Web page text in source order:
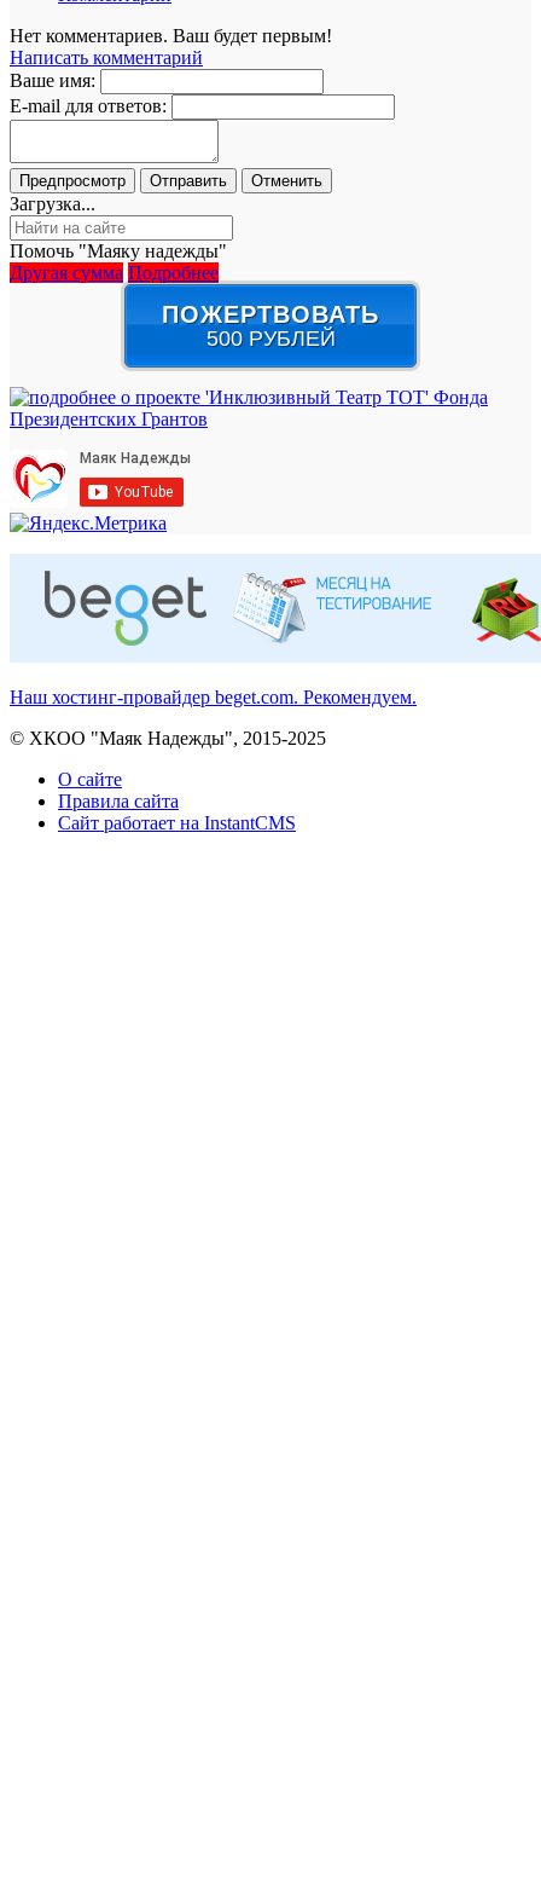
Нет комментариев. Ваш будет первым!
Написать комментарий
Ваше имя:
E-mail для ответов:
Загрузка...
Помочь "Маяку надежды"
Другая сумма Подробнее
ПОЖЕРТВОВАТЬ
500 РУБЛЕЙ
Наш хостинг-провайдер beget.com. Рекомендуем.
© ХКОО "Маяк Надежды", 2015-2025
О сайте
Правила сайта
Сайт работает на InstantCMS